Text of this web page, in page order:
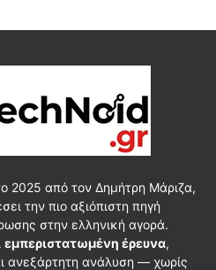
2025 από τον Δημήτρη Μάριζα,
την πιο αξιόπιστη πηγή
στην ελληνική αγορά.
εμπεριστατωμένη έρευνα,
ανεξάρτητη ανάλυση — χωρίς